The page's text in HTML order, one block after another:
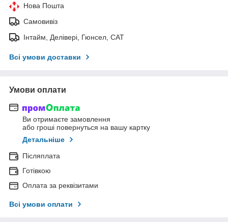
Нова Пошта
Самовивіз
Інтайм, Делівері, Гюнсел, САТ
Всі умови доставки
Умови оплати
Ви отримаєте замовлення
або гроші повернуться на вашу картку
Детальніше
Післяплата
Готівкою
Оплата за реквізитами
Всі умови оплати